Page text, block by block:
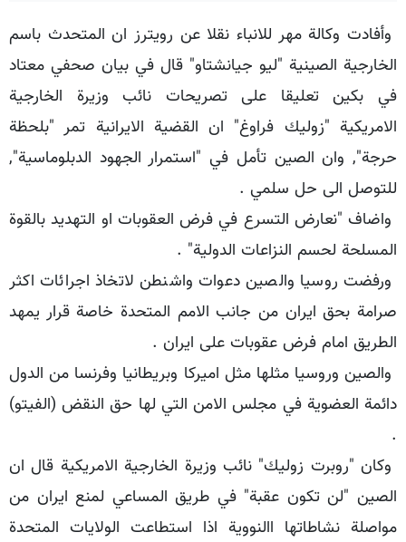
وأفادت وكالة مهر للانباء نقلا عن رويترز ان المتحدث باسم
الخارجية الصينية "ليو جيانشتاو" قال في بيان صحفي معتاد
في بكين تعليقا على تصريحات نائب وزيرة الخارجية
الامريكية "زوليك فراوغ" ان القضية الايرانية تمر "بلحظة
حرجة", وان الصين تأمل في "استمرار الجهود الدبلوماسية",
للتوصل الى حل سلمي .
واضاف "نعارض التسرع في فرض العقوبات او التهديد بالقوة
المسلحة لحسم النزاعات الدولية" .
ورفضت روسيا والصين دعوات واشنطن لاتخاذ اجرائات اكثر
صرامة بحق ايران من جانب الامم المتحدة خاصة قرار يمهد
الطريق امام فرض عقوبات على ايران .
والصين وروسيا مثلها مثل اميركا وبريطانيا وفرنسا من الدول
دائمة العضوية في مجلس الامن التي لها حق النقض (الفيتو)
.
وكان "روبرت زوليك" نائب وزيرة الخارجية الامريكية قال ان
الصين "لن تكون عقبة" في طريق المساعي لمنع ايران من
مواصلة نشاطاتها االنووية اذا استطاعت الولايات المتحدة